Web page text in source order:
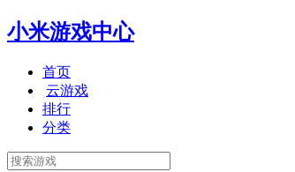
小米游戏中心
首页
云游戏
排行
分类